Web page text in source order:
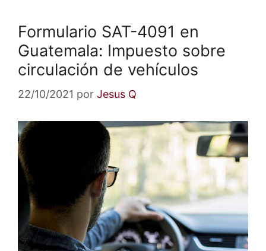
Formulario SAT-4091 en
Guatemala: Impuesto sobre
circulación de vehículos
22/10/2021 por Jesus Q